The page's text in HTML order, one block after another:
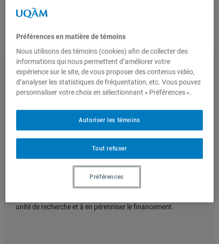
Nous joindre
Admission
afin d’appuyer leur développement et leur
structuration.
Objectif
L’appui aux unités facultaires de recherche en émergence
poursuit deux objectifs. Premièrement, il vise à structurer les
collaborations de recherche au sein de la FSPD et entre les
facultés de l’UQAM. Deuxièmement, il vise à appuyer les
unité de recherche et à en pérenniser le financement.
Préférences en matière de témoins
Nous utilisons des témoins (cookies) afin de collecter des
informations qui nous permettent d’améliorer votre
expérience sur le site, de vous proposer des contenus vidéo,
d’analyser les statistiques de fréquentation, etc. Vous pouvez
personnaliser votre choix en sélectionnant « Préférences ».
Tout refuser
Autoriser les témoins
Préférences